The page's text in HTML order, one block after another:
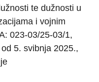
te dužnosti u
i vojnim
023-03/25-03/1,
5. svibnja 2025.,